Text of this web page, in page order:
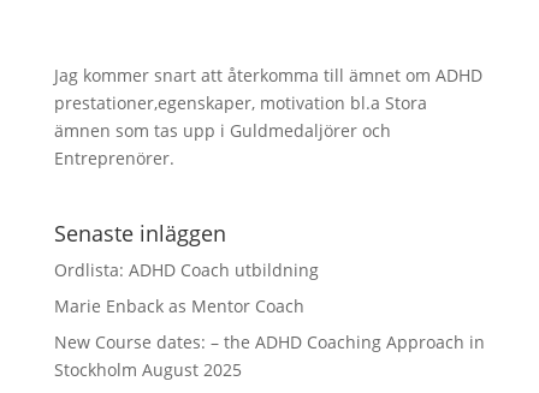
Jag kommer snart att återkomma till ämnet om ADHD
prestationer,egenskaper, motivation bl.a Stora
ämnen som tas upp i Guldmedaljörer och
Entreprenörer.
Senaste inläggen
Ordlista: ADHD Coach utbildning
Marie Enback as Mentor Coach
New Course dates: – the ADHD Coaching Approach in
Stockholm August 2025